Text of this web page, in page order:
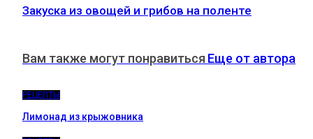
Закуска из овощей и грибов на поленте
Вам также могут понравиться Еще от автора
РЕЦЕПТЫ
Лимонад из крыжовника